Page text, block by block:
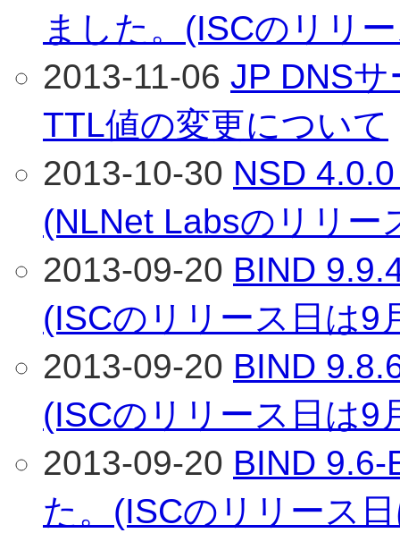
ました。(ISCのリリ
2013-11-06 JP DNS
TTL値の変更について
2013-10-30 NSD
(NLNet Labsのリリー
2013-09-20 BIND
(ISCのリリース日は9
2013-09-20 BIND
(ISCのリリース日は9
2013-09-20 BIND
た。(ISCのリリース